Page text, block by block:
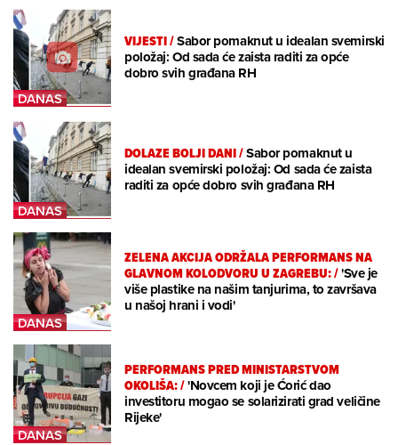
VIJESTI/Sabor pomaknut u idealan svemirski
položaj: Od sada će zaista raditi za opće
dobro svih građana RH
DOLAZE BOLJI DANI/Sabor pomaknut u
idealan svemirski položaj: Od sada će zaista
raditi za opće dobro svih građana RH
ZELENA AKCIJA ODRŽALA PERFORMANS NA
GLAVNOM KOLODVORU U ZAGREBU:/'Sve je
više plastike na našim tanjurima, to završava
u našoj hrani i vodi'
PERFORMANS PRED MINISTARSTVOM
OKOLIŠA:/'Novcem koji je Ćorić dao
investitoru mogao se solarizirati grad veličine
Rijeke'